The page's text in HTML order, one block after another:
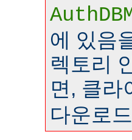
에 있음
렉토리
면, 클라
다운로